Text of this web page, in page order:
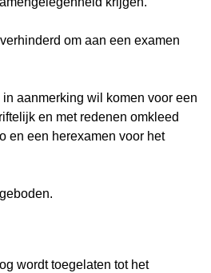
om aan een examen
aanmerking wil komen voor een
en met redenen omkleed
en een herexamen voor het
wordt toegelaten tot het